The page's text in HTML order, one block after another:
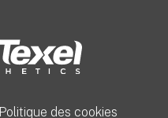
Politique des cookies